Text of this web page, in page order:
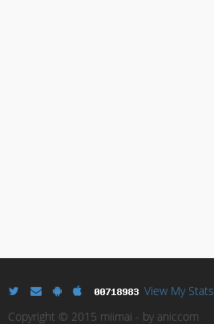
View My Stats
Copyright © 2015 miimai - by aniccom